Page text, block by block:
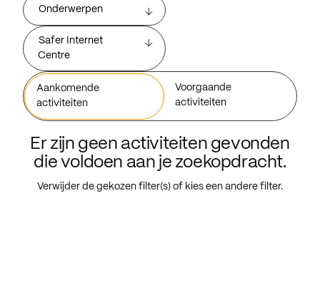
Onderwerpen
Safer Internet
Centre
Aankomende
activiteiten
Voorgaande
activiteiten
Er zijn geen activiteiten gevonden
die voldoen aan je zoekopdracht.
Verwijder de gekozen filter(s) of kies een andere filter.